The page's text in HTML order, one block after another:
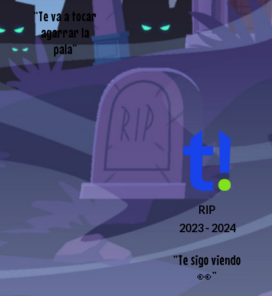
“Te va a tocar
agarrar la
pala”
RIP
2023 - 2024
“Te sigo viendo
👀”